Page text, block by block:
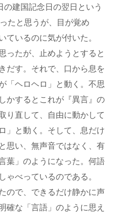
建国記念日の翌日という
たと思うが、目が覚め
ているのに気が付いた。
ったが、止めようとすると
だす。それで、口から息を
「ヘロヘロ」と動く。不思
かするとこれが『異言』の
り直して、自由に動かして
」と動く。そして、息だけ
思い、無声音ではなく、有
葉」のようになった。何語
ゃべっているのである。
ので、できるだけ静かに声
確な「言語」のように思え